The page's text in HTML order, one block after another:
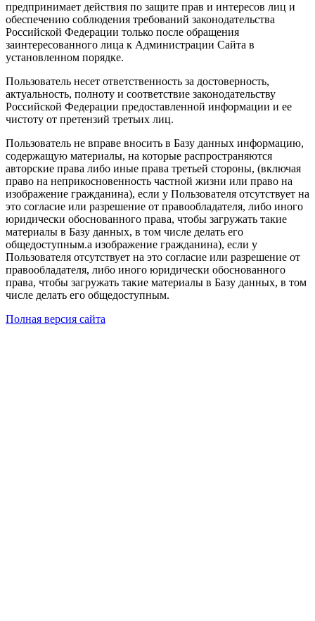
предпринимает действия по защите прав и интересов лиц и
обеспечению соблюдения требований законодательства
Российской Федерации только после обращения
заинтересованного лица к Администрации Сайта в
установленном порядке.
Пользователь несет ответственность за достоверность,
актуальность, полноту и соответствие законодательству
Российской Федерации предоставленной информации и ее
чистоту от претензий третьих лиц.
Пользователь не вправе вносить в Базу данных информацию,
содержащую материалы, на которые распространяются
авторские права либо иные права третьей стороны, (включая
право на неприкосновенность частной жизни или право на
изображение гражданина), если у Пользователя отсутствует на
это согласие или разрешение от правообладателя, либо иного
юридически обоснованного права, чтобы загружать такие
материалы в Базу данных, в том числе делать его
общедоступным.а изображение гражданина), если у
Пользователя отсутствует на это согласие или разрешение от
правообладателя, либо иного юридически обоснованного
права, чтобы загружать такие материалы в Базу данных, в том
числе делать его общедоступным.
Полная версия сайта